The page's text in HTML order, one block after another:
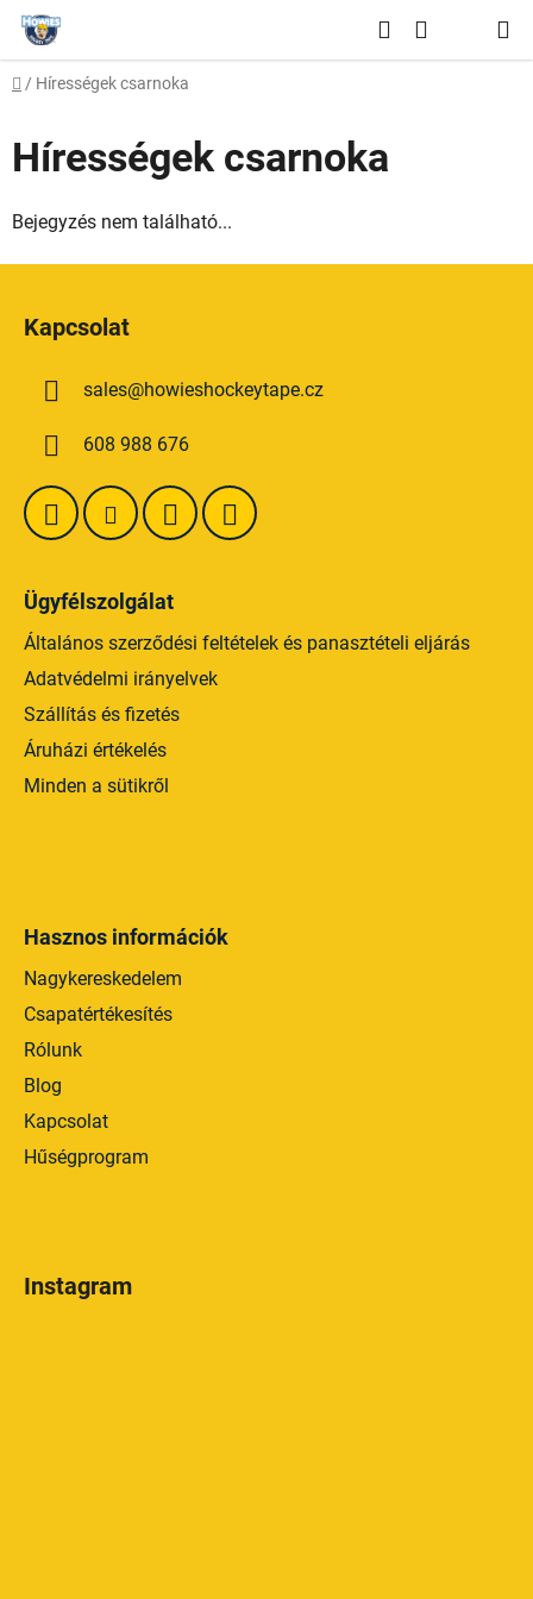
Ugrás
fő
tartalomhoz
Keresés
Kezdőlap
/ Hírességek csarnoka
Hírességek csarnoka
Bejegyzés nem található...
Kapcsolat
sales@howieshockeytape.cz
608 988 676
Ügyfélszolgálat
Általános szerződési feltételek és panasztételi eljárás
Adatvédelmi irányelvek
Szállítás és fizetés
Áruházi értékelés
Minden a sütikről
Hasznos információk
Nagykereskedelem
Csapatértékesítés
Rólunk
Blog
Kapcsolat
Hűségprogram
Instagram